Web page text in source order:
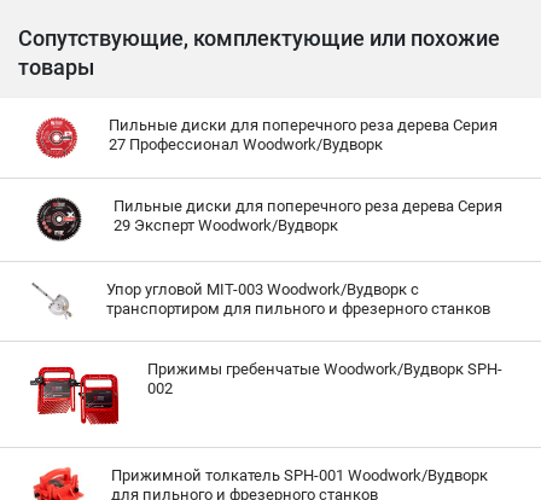
Сопутствующие, комплектующие или похожие
товары
Пильные диски для поперечного реза дерева Серия
27 Профессионал Woodwork/Вудворк
Пильные диски для поперечного реза дерева Серия
29 Эксперт Woodwork/Вудворк
Упор угловой MIT-003 Woodwork/Вудворк с
транспортиром для пильного и фрезерного станков
Прижимы гребенчатые Woodwork/Вудворк SPH-
002
Прижимной толкатель SPH-001 Woodwork/Вудворк
для пильного и фрезерного станков